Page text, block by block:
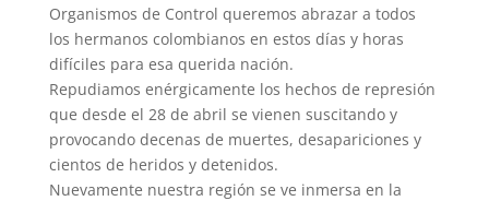
Organismos de Control queremos abrazar a todos
los hermanos colombianos en estos días y horas
difíciles para esa querida nación.
Repudiamos enérgicamente los hechos de represión
que desde el 28 de abril se vienen suscitando y
provocando decenas de muertes, desapariciones y
cientos de heridos y detenidos.
Nuevamente nuestra región se ve inmersa en la